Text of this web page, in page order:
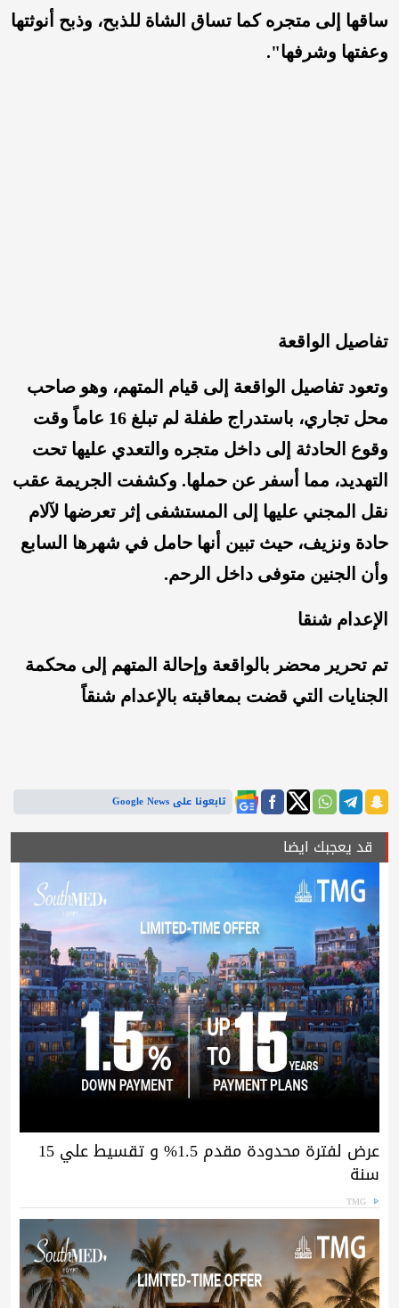
ساقها إلى متجره كما تساق الشاة للذبح، وذبح أنوثتها
وعفتها وشرفها".
تفاصيل الواقعة
وتعود تفاصيل الواقعة إلى قيام المتهم، وهو صاحب
محل تجاري، باستدراج طفلة لم تبلغ 16 عاماً وقت
وقوع الحادثة إلى داخل متجره والتعدي عليها تحت
التهديد، مما أسفر عن حملها. وكشفت الجريمة عقب
نقل المجني عليها إلى المستشفى إثر تعرضها لآلام
حادة ونزيف، حيث تبين أنها حامل في شهرها السابع
وأن الجنين متوفى داخل الرحم.
الإعدام شنقا
تم تحرير محضر بالواقعة وإحالة المتهم إلى محكمة
الجنايات التي قضت بمعاقبته بالإعدام شنقاً
تابعونا على Google News
قد يعجبك ايضا
عرض لفترة محدودة مقدم 1.5% و تقسيط علي 15
سنة
TMG